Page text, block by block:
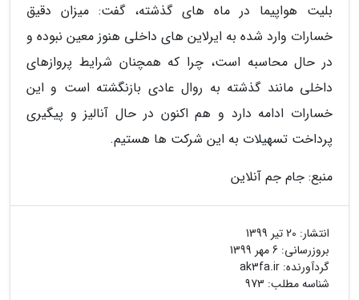
بلیت هواپیما در ماه های گذشته، گفت: میزان دقیق
خسارات وارد شده به ایرلاین های داخلی هنوز معین نبوده و
در حال محاسبه است، چرا که همچنان شرایط پروازهای
داخلی مانند گذشته به روال عادی بازنگشته است و این
خسارات ادامه دارد و هم اکنون در حال آنالیز و پیگیری
پرداخت تسهیلات به این شرکت ها هستیم.
منبع: جام جم آنلاین
انتشار: 20 تیر 1399
بروزرسانی: 6 مهر 1399
گردآورنده: ak3fa.ir
شناسه مطلب: 973